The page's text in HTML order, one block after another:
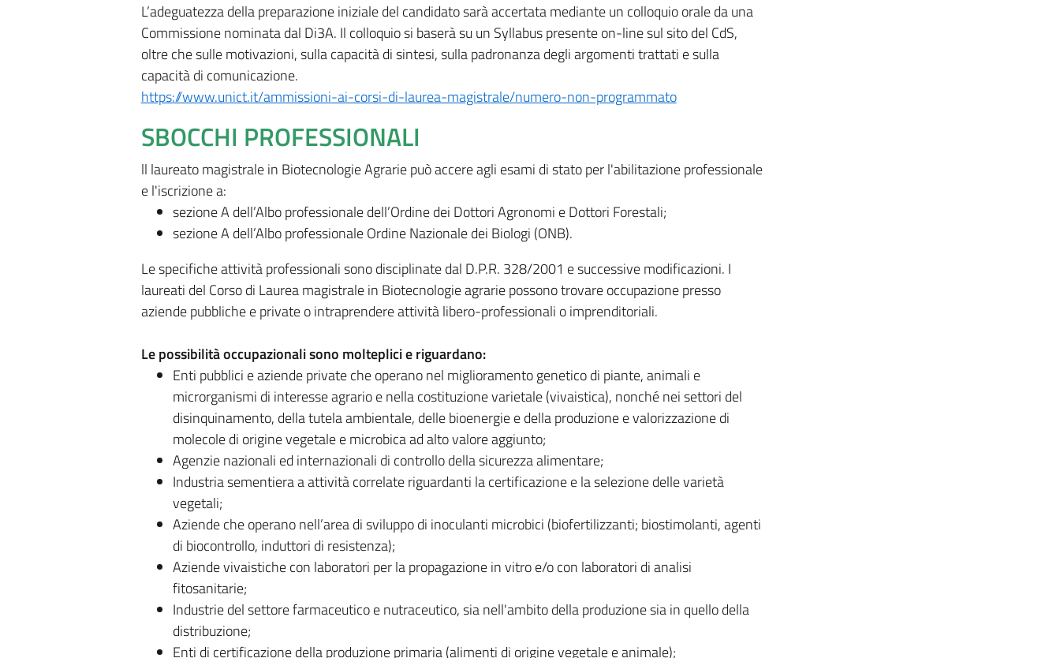
L’adeguatezza della preparazione iniziale del candidato sarà accertata mediante un colloquio orale da una
Commissione nominata dal Di3A. Il colloquio si baserà su un Syllabus presente on-line sul sito del CdS,
oltre che sulle motivazioni, sulla capacità di sintesi, sulla padronanza degli argomenti trattati e sulla
capacità di comunicazione.
https://www.unict.it/ammissioni-ai-corsi-di-laurea-magistrale/numero-non-programmato
SBOCCHI PROFESSIONALI
ll laureato magistrale in Biotecnologie Agrarie può accere agli esami di stato per l'abilitazione professionale
e l'iscrizione a:
sezione A dell’Albo professionale dell’Ordine dei Dottori Agronomi e Dottori Forestali;
sezione A dell’Albo professionale Ordine Nazionale dei Biologi (ONB).
Le specifiche attività professionali sono disciplinate dal D.P.R. 328/2001 e successive modificazioni. I
laureati del Corso di Laurea magistrale in Biotecnologie agrarie possono trovare occupazione presso
aziende pubbliche e private o intraprendere attività libero-professionali o imprenditoriali.
Le possibilità occupazionali sono molteplici e riguardano:
Enti pubblici e aziende private che operano nel miglioramento genetico di piante, animali e
microrganismi di interesse agrario e nella costituzione varietale (vivaistica), nonché nei settori del
disinquinamento, della tutela ambientale, delle bioenergie e della produzione e valorizzazione di
molecole di origine vegetale e microbica ad alto valore aggiunto;
Agenzie nazionali ed internazionali di controllo della sicurezza alimentare;
Industria sementiera a attività correlate riguardanti la certificazione e la selezione delle varietà
vegetali;
Aziende che operano nell’area di sviluppo di inoculanti microbici (biofertilizzanti; biostimolanti, agenti
di biocontrollo, induttori di resistenza);
Aziende vivaistiche con laboratori per la propagazione in vitro e/o con laboratori di analisi
fitosanitarie;
Industrie del settore farmaceutico e nutraceutico, sia nell'ambito della produzione sia in quello della
distribuzione;
Enti di certificazione della produzione primaria (alimenti di origine vegetale e animale);